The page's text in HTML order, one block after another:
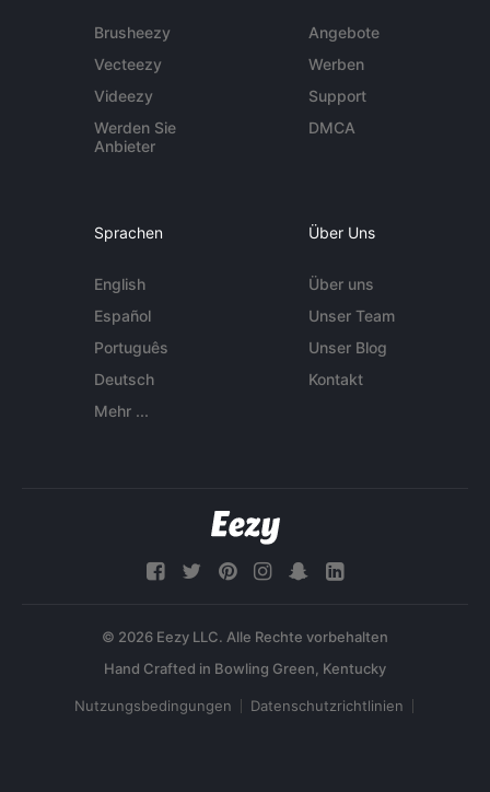
Brusheezy
Vecteezy
Videezy
Werden Sie
Anbieter
Angebote
Werben
Support
DMCA
Sprachen
English
Español
Português
Deutsch
Mehr ...
Über Uns
Über uns
Unser Team
Unser Blog
Kontakt
© 2026 Eezy LLC. Alle Rechte vorbehalten
Nutzungsbedingungen Datenschutzrichtlinien